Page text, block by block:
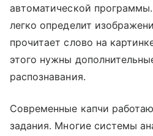
автоматической
легко определит
прочитает слово на
этого нужны
распознавания.
Современные капчи
задания. Многие системы